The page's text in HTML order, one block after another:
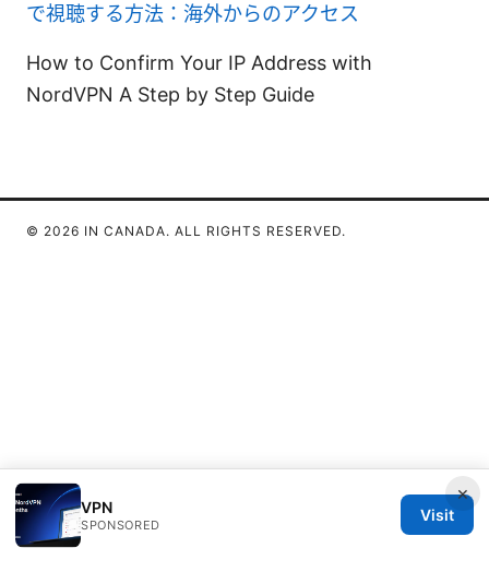
で視聴する方法：海外からのアクセス
How to Confirm Your IP Address with
NordVPN A Step by Step Guide
×
VPN
SPONSORED
Visit
© 2026 IN CANADA. ALL RIGHTS RESERVED.